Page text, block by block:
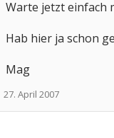
Warte jetzt einfach
Hab hier ja schon
Mag
27. April 2007